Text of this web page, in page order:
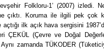
Folkloru-1’ (2007) izledi.
çıktı. Koruma ile ilgili pek çok
açtığı ilk açık hava sergisini
ÇEKÜL (Çevre ve Doğal
zamanda TÜKODER